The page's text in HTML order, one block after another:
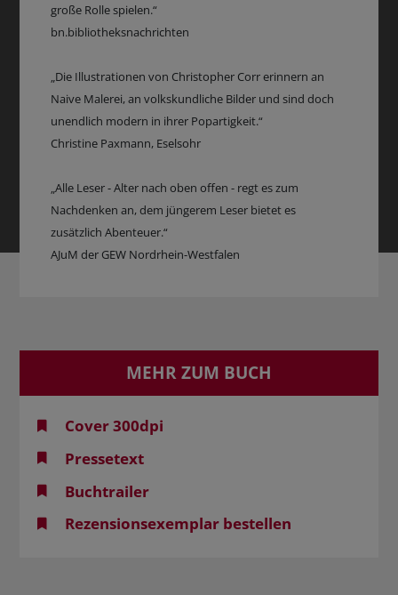
große Rolle spielen.“
bn.bibliotheksnachrichten
„Die Illustrationen von Christopher Corr erinnern an
Naive Malerei, an volkskundliche Bilder und sind doch
unendlich modern in ihrer Popartigkeit.“
Christine Paxmann, Eselsohr
„Alle Leser - Alter nach oben offen - regt es zum
Nachdenken an, dem jüngerem Leser bietet es
zusätzlich Abenteuer.“
AJuM der GEW Nordrhein-Westfalen
MEHR ZUM BUCH
Cover 300dpi
Pressetext
Buchtrailer
Rezensionsexemplar bestellen